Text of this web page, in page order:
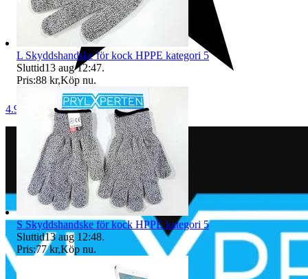
4.9
L Skyddshandske för kock HPPE kategori 5
Sluttid13 aug 12:47.
Pris:88 kr,Köp nu.
S Skyddshandske för kock HPPE kategori 5
Sluttid13 aug 12:48.
Pris:77 kr,Köp nu.